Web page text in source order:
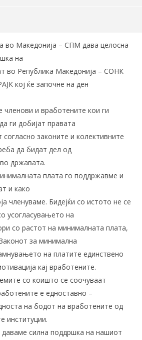
во Македонија – СПМ дава целосна
на
во Република Македонија – СОНК
кој ќе започне на ден
членови и вработените кои ги
ги добијат правата
законите и колективните
да бидат дел од
државата.
плата го поддржавме и
и како
членуваме. Бидејќи со истото не се
усогласувањето на
со растот на минималната плата,
за минимална
на платите единствено
кај вработените.
со коишто се соочуваат
е едноставно –
на бодот на вработените од
институции.
даваме силна поддршка на нашиот